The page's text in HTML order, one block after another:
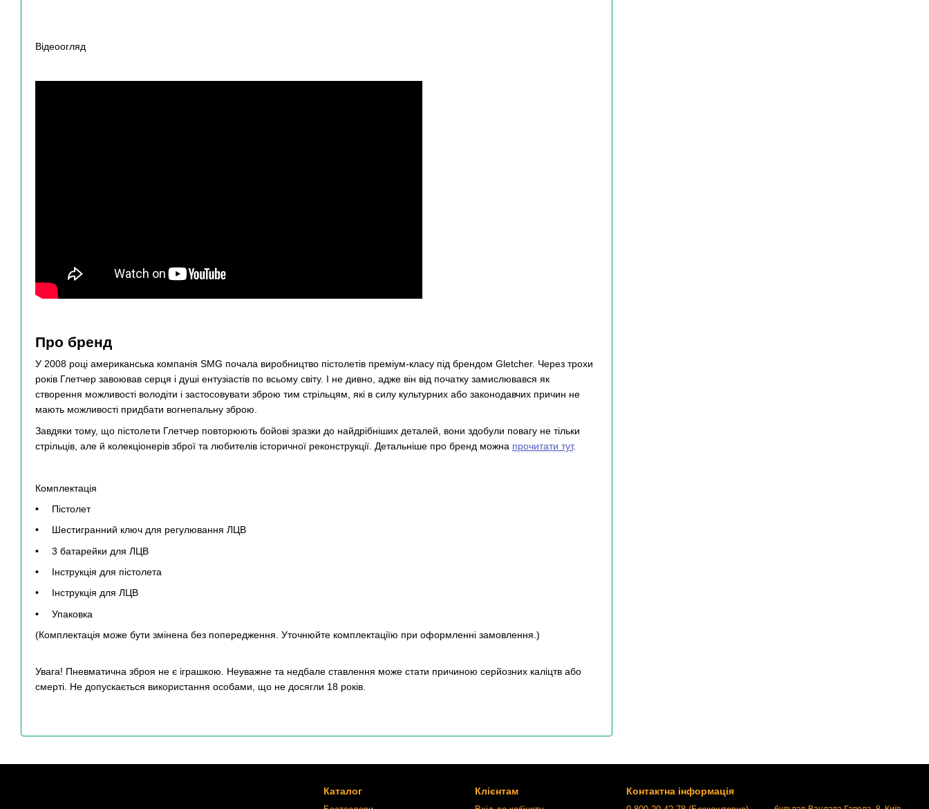
Відеоогляд
Про бренд
У 2008 році американська компанія SMG почала виробництво пістолетів преміум-класу під брендом Gletcher. Через трохи
років Глетчер завоював серця і душі ентузіастів по всьому світу. І не дивно, адже він від початку замислювався як
створення можливості володіти і застосовувати зброю тим стрільцям, які в силу культурних або законодавчих причин не
мають можливості придбати вогнепальну зброю.
Завдяки тому, що пістолети Глетчер повторюють бойові зразки до найдрібніших деталей, вони здобули повагу не тільки
стрільців, але й колекціонерів зброї та любителів історичної реконструкції. Детальніше про бренд можна прочитати тут.
Комплектація
Пістолет
Шестигранний ключ для регулювання ЛЦВ
3 батарейки для ЛЦВ
Інструкція для пістолета
Інструкція для ЛЦВ
Упаковка
(Комплектація може бути змінена без попередження. Уточнюйте комплектаціїю при оформленні замовлення.)
Увага! Пневматична зброя не є іграшкою. Неуважне та недбале ставлення може стати причиною серйозних каліцтв або
смерті. Не допускається використання особами, що не досягли 18 років.
Каталог Клієнтам Контактна інформація